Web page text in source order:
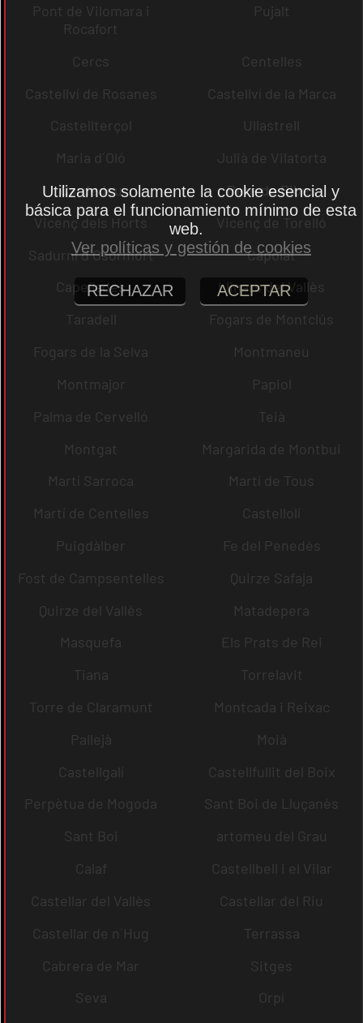
Pont de Vilomara i
Rocafort
Pujalt
Cercs
Centelles
Castellví de Rosanes
Castellví de la Marca
Castellterçol
Ullastrell
Maria d´Oló
Julià de Vilatorta
Cardedeu
Pere de Ribes
Vicenç dels Horts
Vicenç de Torelló
Sadurní d´Osormort
Capolat
Capellades
Llinars del Vallès
Taradell
Fogars de Montclús
Fogars de la Selva
Montmaneu
Montmajor
Papiol
Palma de Cervelló
Teià
Montgat
Margarida de Montbui
Martí Sarroca
Martí de Tous
Martí de Centelles
Castellolí
Puigdàlber
Fe del Penedès
Fost de Campsentelles
Quirze Safaja
Quirze del Vallès
Matadepera
Masquefa
Els Prats de Rei
Tiana
Torrelavit
Torre de Claramunt
Montcada i Reixac
Pallejà
Moià
Castellgalí
Castellfullit del Boix
Perpètua de Mogoda
Sant Boi de Lluçanès
Sant Boi
artomeu del Grau
Calaf
Castellbell i el Vilar
Castellar del Vallès
Castellar del Riu
Castellar de n´Hug
Terrassa
Cabrera de Mar
Sitges
Seva
Orpí
Utilizamos solamente la cookie esencial y
básica para el funcionamiento mínimo de esta
web.
Ver políticas y gestión de cookies
RECHAZAR ACEPTAR